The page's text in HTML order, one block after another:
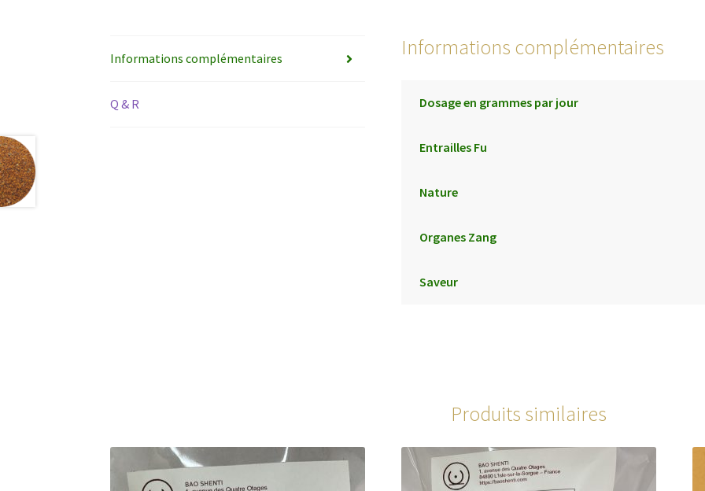
Informations complémentaires
Q & R
Informations complémentaires
Dosage en grammes par jour
Entrailles Fu
Nature
Organes Zang
Saveur
Produits similaires